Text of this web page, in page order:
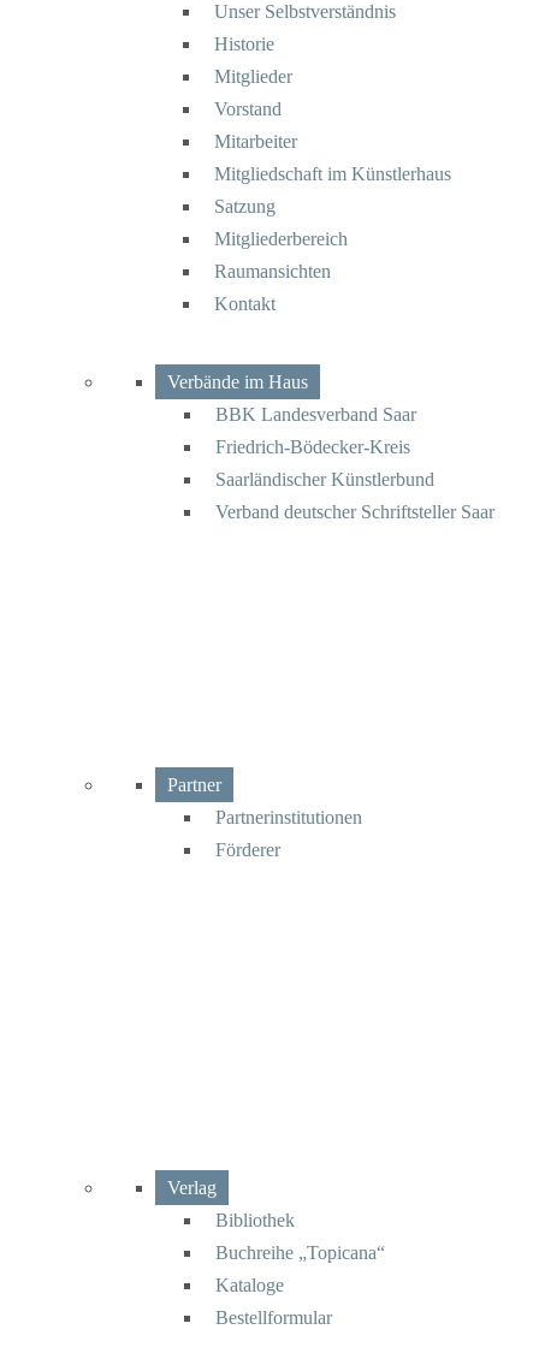
Unser Selbstverständnis
Historie
Mitglieder
Vorstand
Mitarbeiter
Mitgliedschaft im Künstlerhaus
Satzung
Mitgliederbereich
Raumansichten
Kontakt
Verbände im Haus
BBK Landesverband Saar
Friedrich-Bödecker-Kreis
Saarländischer Künstlerbund
Verband deutscher Schriftsteller Saar
Partner
Partnerinstitutionen
Förderer
Verlag
Bibliothek
Buchreihe „Topicana“
Kataloge
Bestellformular